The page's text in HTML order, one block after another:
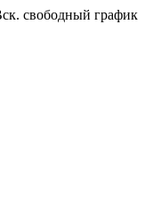
свободный график